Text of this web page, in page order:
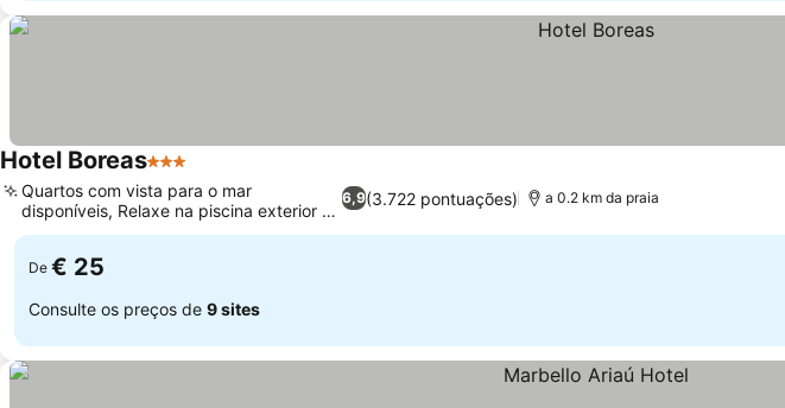
Hotel Boreas3 Estrelas
6,9(3.722 pontuações)
Quartos com vista para o mar
disponíveis, Relaxe na piscina exterior e
sauna
a 0.2 km da praia
De € 25
Consulte os preços de 9 sites